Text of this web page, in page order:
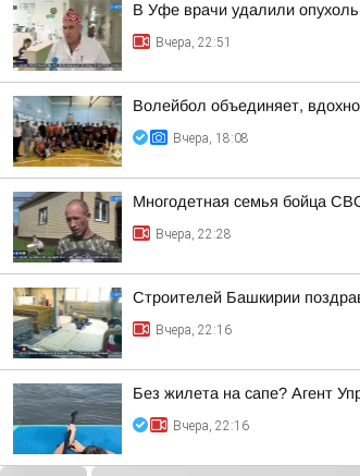
В Уфе врачи удалили
Вчера, 22:51
Волейбол объединяет,
Вчера, 18:08
Многодетная семья бойца
Вчера, 22:28
Строителей Башкирии
Вчера, 22:16
Без жилета на сапе? Агент
Вчера, 22:16